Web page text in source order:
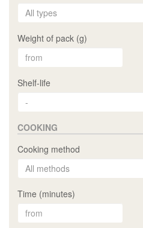
Weight of pack (g)
Shelf-life
COOKING
Cooking method
Time (minutes)